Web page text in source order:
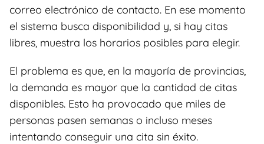
correo electrónico de contacto. En ese momento
el sistema busca disponibilidad y, si hay citas
libres, muestra los horarios posibles para elegir.
El problema es que, en la mayoría de provincias,
la demanda es mayor que la cantidad de citas
disponibles. Esto ha provocado que miles de
personas pasen semanas o incluso meses
intentando conseguir una cita sin éxito.